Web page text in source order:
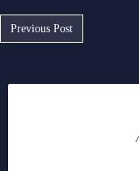
Previous Post